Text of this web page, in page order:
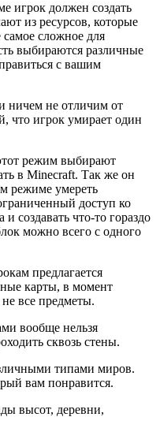
игрок должен создать
из ресурсов, которые
сложное для
выбираются различные
с вашим
ничем не отличим от
что игрок умирает один
режим выбирают
в Minecraft. Так же он
режиме умереть
доступ ко
создавать что-то гораздо
можно всего с одного
предлагается
карты, в момент
все предметы.
вообще нельзя
сквозь стены.
типами миров.
вам понравится.
высот, деревни,